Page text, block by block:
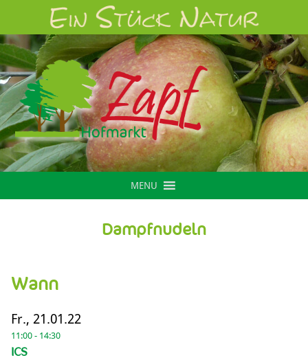
MENU
Dampfnudeln
Wann
Fr., 21.01.22
11:00 - 14:30
ICS